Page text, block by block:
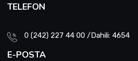
TELEFON
0 (242) 227 44 00 /Dahili: 4654
E-POSTA